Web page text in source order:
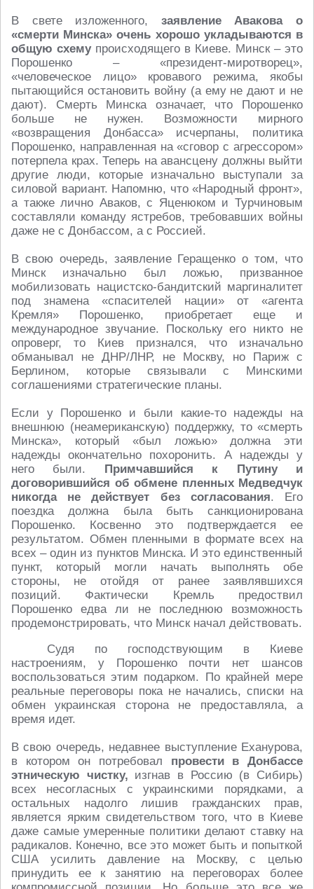
В свете изложенного, заявление Авакова о
«смерти Минска» очень хорошо укладываются в
общую схемупроисходящего в Киеве. Минск – это
Порошенко – «президент-миротворец»,
«человеческое лицо» кровавого режима, якобы
пытающийся остановить войну (а ему не дают и не
дают). Смерть Минска означает, что Порошенко
больше не нужен. Возможности мирного
«возвращения Донбасса» исчерпаны, политика
Порошенко, направленная на «сговор с агрессором»
потерпела крах. Теперь на авансцену должны выйти
другие люди, которые изначально выступали за
силовой вариант. Напомню, что «Народный фронт»,
а также лично Аваков, с Яценюком и Турчиновым
составляли команду ястребов, требовавших войны
даже не с Донбассом, а с Россией.
В свою очередь, заявление Геращенко о том, что
Минск изначально был ложью, призванное
мобилизовать нацистско-бандитский маргиналитет
под знамена «спасителей нации» от «агента
Кремля» Порошенко, приобретает еще и
международное звучание. Поскольку его никто не
опроверг, то Киев признался, что изначально
обманывал не ДНР/ЛНР, не Москву, но Париж с
Берлином, которые связывали с Минскими
соглашениями стратегические планы.
Если у Порошенко и были какие-то надежды на
внешнюю (неамериканскую) поддержку, то «смерть
Минска», который «был ложью» должна эти
надежды окончательно похоронить. А надежды у
него были. Примчавшийся к Путину и
договорившийся об обмене пленных Медведчук
никогда не действует без согласования. Его
поездка должна была быть санкционирована
Порошенко. Косвенно это подтверждается ее
результатом. Обмен пленными в формате всех на
всех – один из пунктов Минска. И это единственный
пункт, который могли начать выполнять обе
стороны, не отойдя от ранее заявлявшихся
позиций. Фактически Кремль предоствил
Порошенко едва ли не последнюю возможность
продемонстрировать, что Минск начал действовать.
Судя по господствующим в Киеве
настроениям, у Порошенко почти нет шансов
воспользоваться этим подарком. По крайней мере
реальные переговоры пока не начались, списки на
обмен украинская сторона не предоставляла, а
время идет.
В свою очередь, недавнее выступление Еханурова,
в котором он потребовал провести в Донбассе
этническую чистку, изгнав в Россию (в Сибирь)
всех несогласных с украинскими порядками, а
остальных надолго лишив гражданских прав,
является ярким свидетельством того, что в Киеве
даже самые умеренные политики делают ставку на
радикалов. Конечно, все это может быть и попыткой
США усилить давление на Москву, с целью
принудить ее к занятию на переговорах более